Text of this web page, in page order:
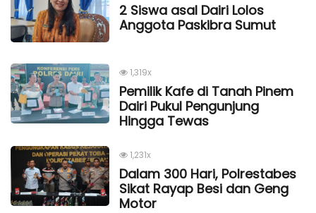
2 Siswa asal Dairi Lolos
Anggota Paskibra Sumut
1,319x
Pemilik Kafe di Tanah Pinem
Dairi Pukul Pengunjung
Hingga Tewas
1,231x
Dalam 300 Hari, Polrestabes
Sikat Rayap Besi dan Geng
Motor